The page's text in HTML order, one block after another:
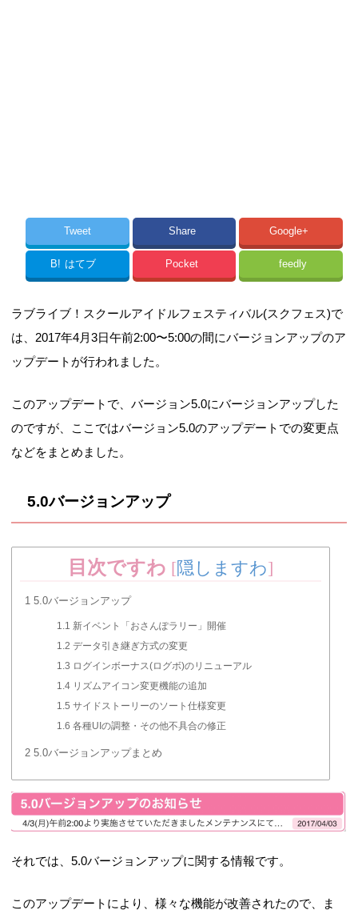
Tweet Share Google+
B! はてブ Pocket feedly
ラブライブ！スクールアイドルフェスティバル(スクフェス)で
は、2017年4月3日午前2:00〜5:00の間にバージョンアップのア
ップデートが行われました。
このアップデートで、バージョン5.0にバージョンアップした
のですが、ここではバージョン5.0のアップデートでの変更点
などをまとめました。
5.0バージョンアップ
目次ですわ [隠しますわ]
1 5.0バージョンアップ
1.1 新イベント「おさんぽラリー」開催
1.2 データ引き継ぎ方式の変更
1.3 ログインボーナス(ログボ)のリニューアル
1.4リズムアイコン変更機能の追加
1.5 サイドストーリーのソート仕様変更
1.6 各種UIの調整・その他不具合の修正
2 5.0バージョンアップまとめ
それでは、5.0バージョンアップに関する情報です。
このアップデートにより、様々な機能が改善されたので、ま